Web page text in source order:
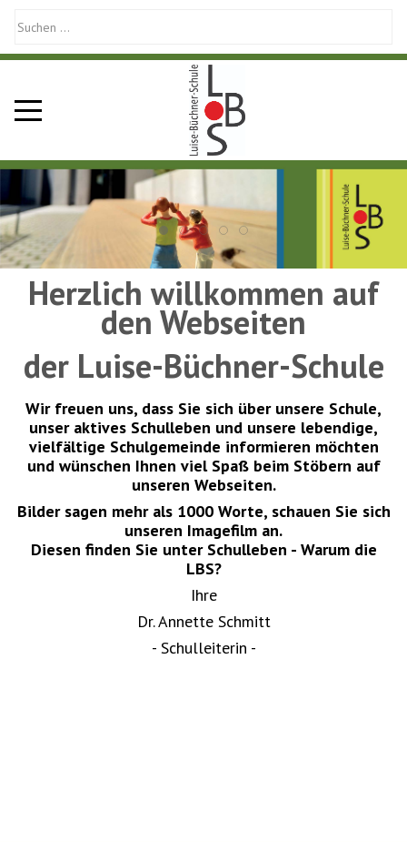
Mobile Menu Toggle
Herzlich willkommen auf
den Webseiten
der Luise-Büchner-Schule
Wir freuen uns, dass Sie sich über unsere Schule,
unser aktives Schulleben und unsere lebendige,
vielfältige Schulgemeinde informieren möchten
und wünschen Ihnen viel Spaß beim Stöbern auf
unseren Webseiten.
Bilder sagen mehr als 1000 Worte, schauen Sie sich
unseren Imagefilm an.
Diesen finden Sie unter Schulleben - Warum die
LBS?
Ihre
Dr. Annette Schmitt
- Schulleiterin -